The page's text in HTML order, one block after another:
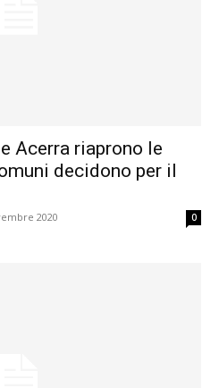
Acerra riaprono le
decidono per il
2020 0